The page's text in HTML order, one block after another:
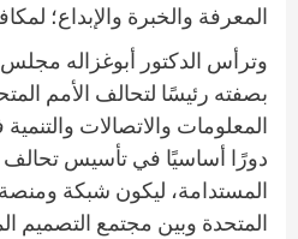
المعرفة والخبرة والإبداع؛
وترأس الدكتور أبوغزاله مجلس
بصفته رئيسًا لتحالف الأمم
المعلومات والاتصالات
دورًا أساسيًا في تأسيس تحالف
المستدامة، ليكون شبكة ومنصة
المتحدة وبين مجتمع التصميم